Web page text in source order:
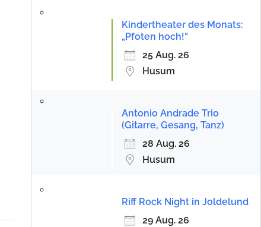
Kindertheater des Monats:
„Pfoten hoch!“
25 Aug. 26
Husum
Antonio Andrade Trio
(Gitarre, Gesang, Tanz)
28 Aug. 26
Husum
Riff Rock Night in Joldelund
29 Aug. 26